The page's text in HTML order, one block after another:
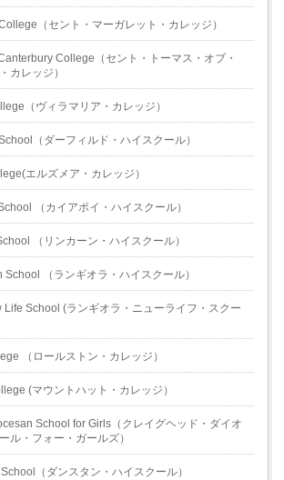
（セント・マーガレット・カレッジ）
College（セント・トーマス・オブ・
カレッジ）
（ヴィラマリア・カレッジ）
（ダーフィルド・ハイスクール）
エルズメア・カレッジ）
（カイアポイ・ハイスクール）
（リンカーン・ハイスクール）
（ランギオラ・ハイスクール）
Life School (ランギオラ・ニューライフ・スクー
（ロールストン・カレッジ）
(マウントハット・カレッジ）
School for Girls（クレイグヘッド・ダイオ
ル・フォー・ガールズ）
（ダンスタン・ハイスクール）